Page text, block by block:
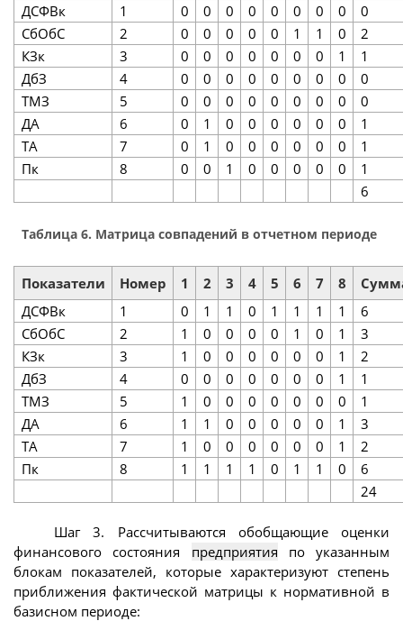
ДСФВк
1 0 0 0 0 0 0 0 0
0
СбОбС
2 0 0 0 0 0 1 1 0
2
КЗк
3 0 0 0 0 0 0 0 1
1
ДбЗ
4 0 0 0 0 0 0 0 0
0
ТМЗ
5 0 0 0 0 0 0 0 0
0
ДА
6 0 1 0 0 0 0 0 0
1
ТА
7 0 1 0 0 0 0 0 0
1
Пк
8 0 0 1 0 0 0 0 0
1
6
Таблица 6. Матрица совпадений в отчетном периоде
Показатели Номер 1 2 3 4 5 6 7 8
ДСФВк
1 0 1 1 0 1 1 1 1
6
СбОбС
2 1 0 0 0 0 1 0 1
3
КЗк
3 1 0 0 0 0 0 0 1
2
ДбЗ
4 0 0 0 0 0 0 0 1
1
ТМЗ
5 1 0 0 0 0 0 0 0
1
ДА
6 1 1 0 0 0 0 0 1
3
ТА
7 1 0 0 0 0 0 0 1
2
Пк
8 1 1 1 1 0 1 1 0
6
24
Шаг 3. Рассчитываются обобщающие оценки
финансового состояния предприятия по указанным
блокам показателей, которые характеризуют степень
приближения фактической матрицы к нормативной в
базисном периоде: